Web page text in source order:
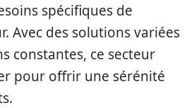
spécifiques de
Avec des solutions variées
constantes, ce secteur
pour offrir une sérénité